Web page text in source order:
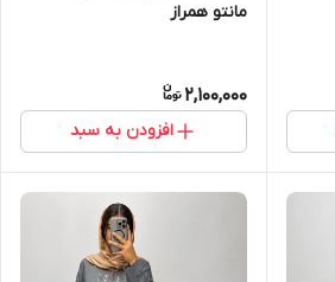
مانتو همراز
2,100,000
افزودن به سبد